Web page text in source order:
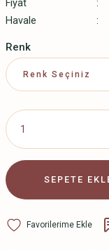
Fiyat
Havale
Renk
SEPETE